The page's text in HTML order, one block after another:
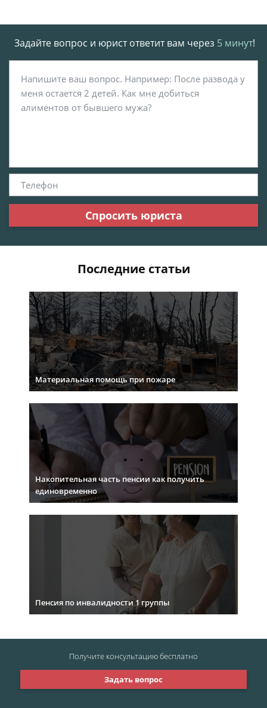
Задайте вопрос и юрист ответит вам через 5 минут!
Спросить юриста
Последние статьи
Материальная помощь при пожаре
Накопительная часть пенсии как получить
единовременно
Пенсия по инвалидности 1 группы
Задать вопрос
Получите консультациюбесплатно